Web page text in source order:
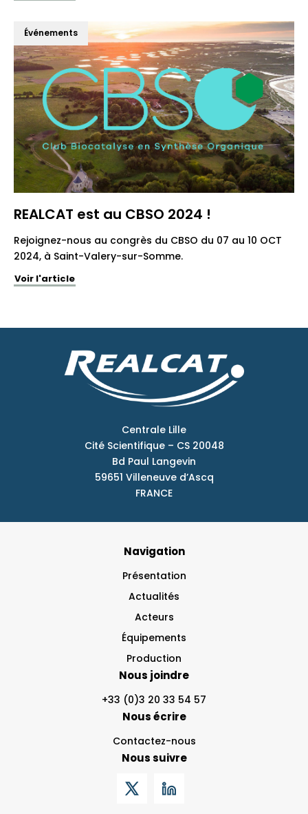
Événements
REALCAT est au CBSO 2024 !
Rejoignez-nous au congrès du CBSO du 07 au 10 OCT
2024, à Saint-Valery-sur-Somme.
Voir l'article
Centrale Lille
Cité Scientifique – CS 20048
Bd Paul Langevin
59651 Villeneuve d’Ascq
FRANCE
Navigation
Présentation
Actualités
Acteurs
Équipements
Production
Nous joindre
+33 (0)3 20 33 54 57
Nous écrire
Contactez-nous
Nous suivre